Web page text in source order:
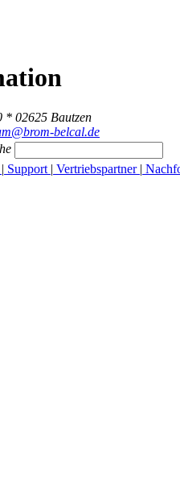
* 02625 Bautzen
belcal.de
| Support | Vertriebspartner |